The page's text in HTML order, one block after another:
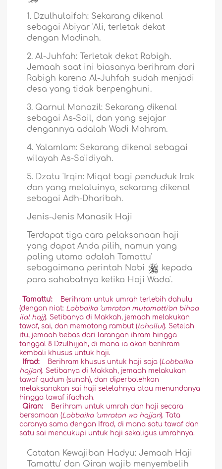
1. Dzulhulaifah: Sekarang dikenal
sebagai Abiyar 'Ali, terletak dekat
dengan Madinah.
2. Al-Juhfah: Terletak dekat Rabigh.
Jemaah saat ini biasanya berihram dari
Rabigh karena Al-Juhfah sudah menjadi
desa yang tidak berpenghuni.
3. Qarnul Manazil: Sekarang dikenal
sebagai As-Sail, dan yang sejajar
dengannya adalah Wadi Mahram.
4. Yalamlam: Sekarang dikenal sebagai
wilayah As-Sa'idiyah.
5. Dzatu 'Irqin: Miqat bagi penduduk Irak
dan yang melaluinya, sekarang dikenal
sebagai Adh-Dharibah.
Jenis-Jenis Manasik Haji
Terdapat tiga cara pelaksanaan haji
yang dapat Anda pilih, namun yang
paling utama adalah Tamattu'
sebagaimana perintah Nabi
kepada
para sahabatnya ketika Haji Wada'.
Tamattu':
Berihram untuk umrah terlebih dahulu
(dengan niat: Labbaika 'umratan mutamatti'an bihaa
ilal hajj). Setibanya di Makkah, jemaah melakukan
tawaf, sai, dan memotong rambut (tahallul). Setelah
itu, jemaah bebas dari larangan ihram hingga
tanggal 8 Dzulhijjah, di mana ia akan berihram
kembali khusus untuk haji.
Ifrad:
Berihram khusus untuk haji saja (Labbaika
hajjan). Setibanya di Makkah, jemaah melakukan
tawaf qudum (sunah), dan diperbolehkan
melaksanakan sai haji setelahnya atau menundanya
hingga tawaf ifadhah.
Qiran:
Berihram untuk umrah dan haji secara
bersamaan (Labbaika 'umratan wa hajjan). Tata
caranya sama dengan Ifrad, di mana satu tawaf dan
satu sai mencukupi untuk haji sekaligus umrahnya.
Catatan Kewajiban Hadyu: Jemaah Haji
Tamattu' dan Qiran wajib menyembelih